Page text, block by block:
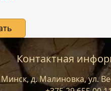
Контактная
Минск, д. Малиновка, ул.